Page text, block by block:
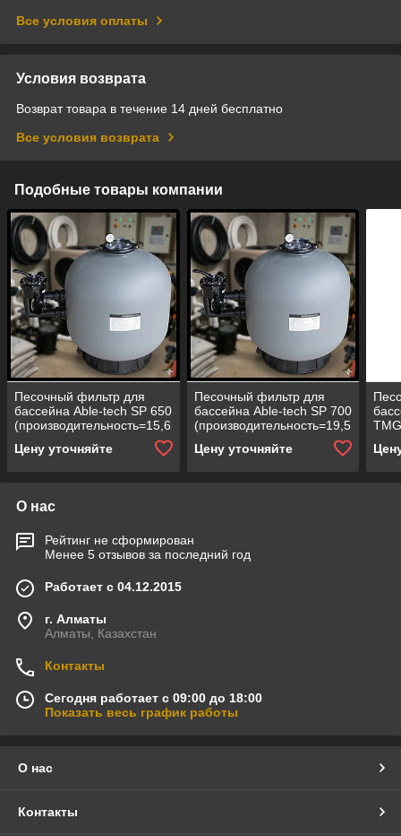
Все условия оплаты
Условия возврата
Возврат товара в течение 14 дней бесплатно
Все условия возврата
Подобные товары компании
Песочный фильтр для
бассейна Able-tech SP 650
(производительность=15,6
боковой клапан)
Цену уточняйте
Песочный фильтр для
бассейна Able-tech SP 700
(производительность=19,5
боковой клапан)
Цену уточняйте
м3/
О нас
Рейтинг не сформирован
Менее 5 отзывов за последний год
Работает с 04.12.2015
г. Алматы
Алматы, Казахстан
Контакты
Сегодня работает с 09:00 до 18:00
Показать весь график работы
О нас
Контакты